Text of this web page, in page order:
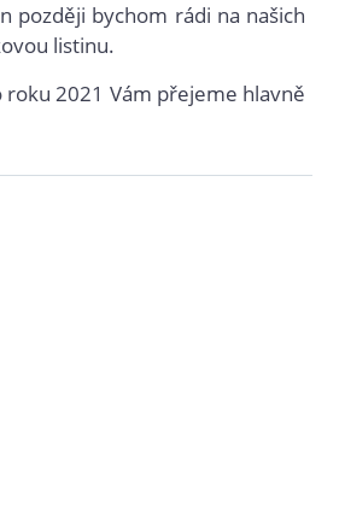
později bychom rádi na našich
listinu.
2021 Vám přejeme hlavně